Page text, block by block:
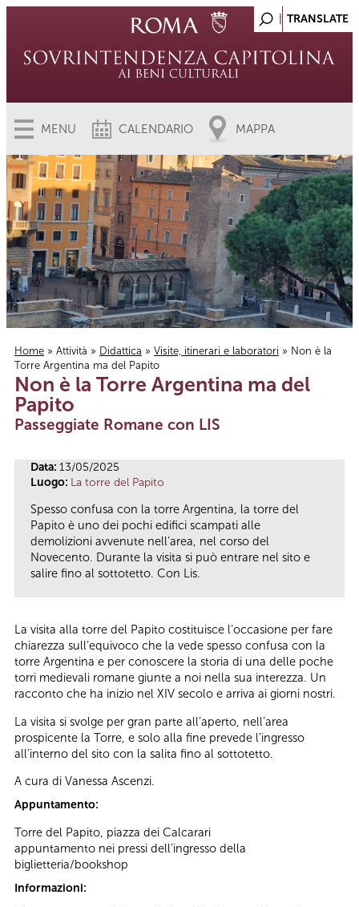
MENU CALENDARIO MAPPA
Tu sei qui
Home » Attività » Didattica » Visite, itinerari e laboratori » Non è la
Torre Argentina ma del Papito
Non è la Torre Argentina ma del
Papito
Passeggiate Romane con LIS
Data: 13/05/2025
Luogo: La torre del Papito
Spesso confusa con la torre Argentina, la torre del
Papito è uno dei pochi edifici scampati alle
demolizioni avvenute nell’area, nel corso del
Novecento. Durante la visita si può entrare nel sito e
salire fino al sottotetto. Con Lis.
La visita alla torre del Papito costituisce l’occasione per fare
chiarezza sull’equivoco che la vede spesso confusa con la
torre Argentina e per conoscere la storia di una delle poche
torri medievali romane giunte a noi nella sua interezza. Un
racconto che ha inizio nel XIV secolo e arriva ai giorni nostri.
La visita si svolge per gran parte all’aperto, nell’area
prospicente la Torre, e solo alla fine prevede l’ingresso
all’interno del sito con la salita fino al sottotetto.
A cura di Vanessa Ascenzi.
Appuntamento:
Torre del Papito, piazza dei Calcarari
appuntamento nei pressi dell’ingresso della
biglietteria/bookshop
Informazioni: